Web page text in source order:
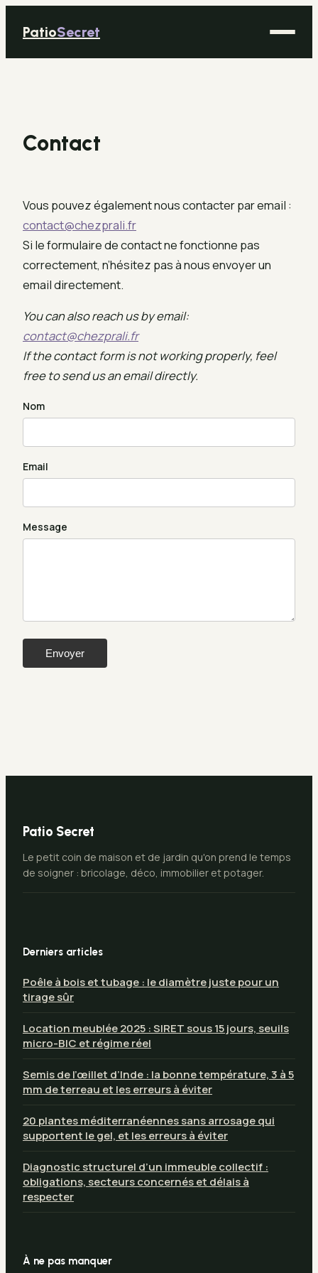
PatioSecret
Déco
Contact
Vous pouvez également nous contacter par email :
contact@chezprali.fr
Si le formulaire de contact ne fonctionne pas
correctement, n’hésitez pas à nous envoyer un
email directement.
You can also reach us by email:
contact@chezprali.fr
If the contact form is not working properly, feel
free to send us an email directly.
Nom
Email
Message
Envoyer
Patio Secret
Le petit coin de maison et de jardin qu'on prend le temps
de soigner : bricolage, déco, immobilier et potager.
Derniers articles
Poêle à bois et tubage : le diamètre juste pour un
tirage sûr
Location meublée 2025 : SIRET sous 15 jours, seuils
micro-BIC et régime réel
Semis de l’œillet d’Inde : la bonne température, 3 à 5
mm de terreau et les erreurs à éviter
20 plantes méditerranéennes sans arrosage qui
supportent le gel, et les erreurs à éviter
Diagnostic structurel d’un immeuble collectif :
obligations, secteurs concernés et délais à
respecter
À ne pas manquer